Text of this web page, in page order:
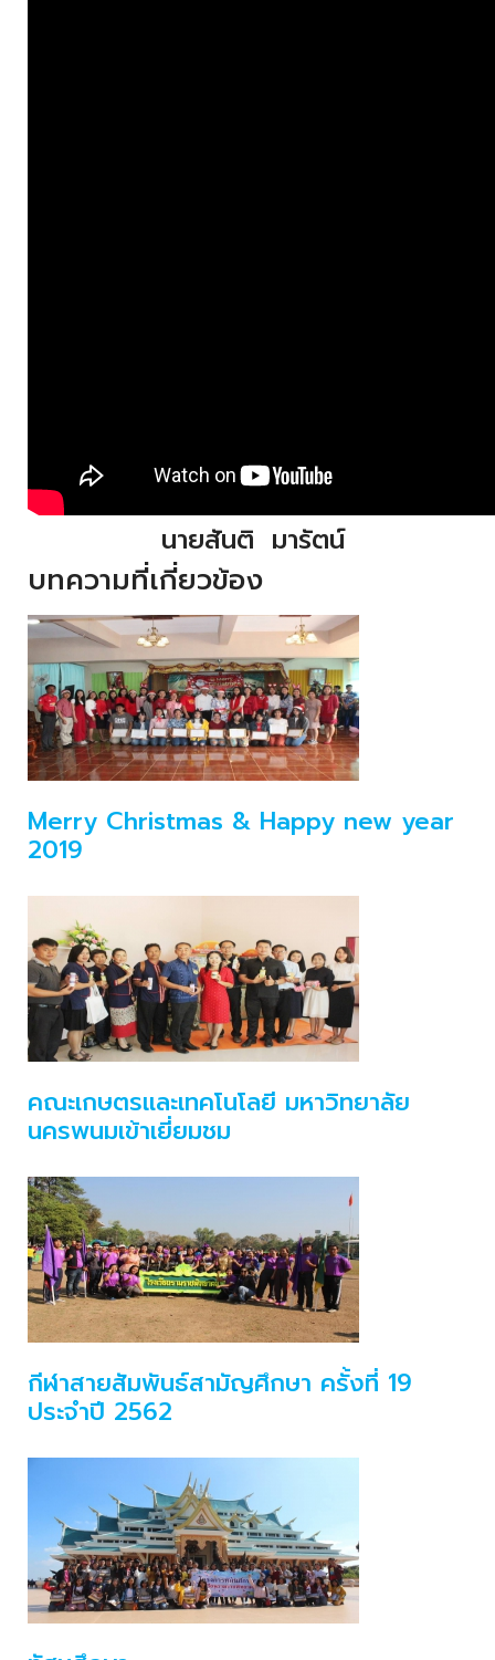
นายสันติ มารัตน์
บทความที่เกี่ยวข้อง
Merry Christmas & Happy new year
2019
คณะเกษตรและเทคโนโลยี มหาวิทยาลัย
นครพนมเข้าเยี่ยมชม
กีฬาสายสัมพันธ์สามัญศึกษา ครั้งที่ 19
ประจำปี 2562